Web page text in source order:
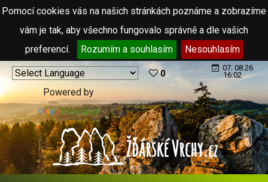
Pomocí cookies vás na našich stránkách poznáme a zobrazíme
vám je tak, aby všechno fungovalo správně a dle vašich
preferencí.
Rozumím a souhlasím Nesouhlasím
Powered by
Translate
0
07. 08.26
16:02